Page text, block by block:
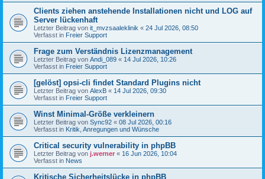
Clients ziehen anstehende Installationen nicht und LOG auf
Server lückenhaft
Letzter Beitrag von it_mvzsaaleklinik « 24 Jul 2026, 08:50
Verfasst in Freier Support
Frage zum Verständnis Lizenzmanagement
Letzter Beitrag von Andi_089 « 14 Jul 2026, 10:26
Verfasst in Freier Support
[gelöst] opsi-cli findet Standard Plugins nicht
Letzter Beitrag von AlexB « 14 Jul 2026, 09:30
Verfasst in Freier Support
Winst Minimal-Größe verkleinern
Letzter Beitrag von Sync92 « 08 Jul 2026, 00:16
Verfasst in Kritik, Anregungen und Wünsche
Critical security vulnerability in phpBB
Letzter Beitrag von j.werner « 16 Jun 2026, 10:04
Verfasst in News
Kritische Sicherheitslücke in phpBB